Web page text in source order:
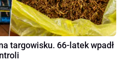
targowisku. 66-latek wpadł